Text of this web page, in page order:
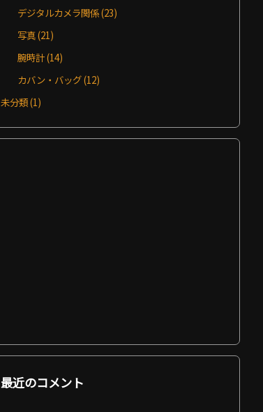
デジタルカメラ関係(23)
写真(21)
腕時計(14)
カバン・バッグ(12)
未分類(1)
最近のコメント